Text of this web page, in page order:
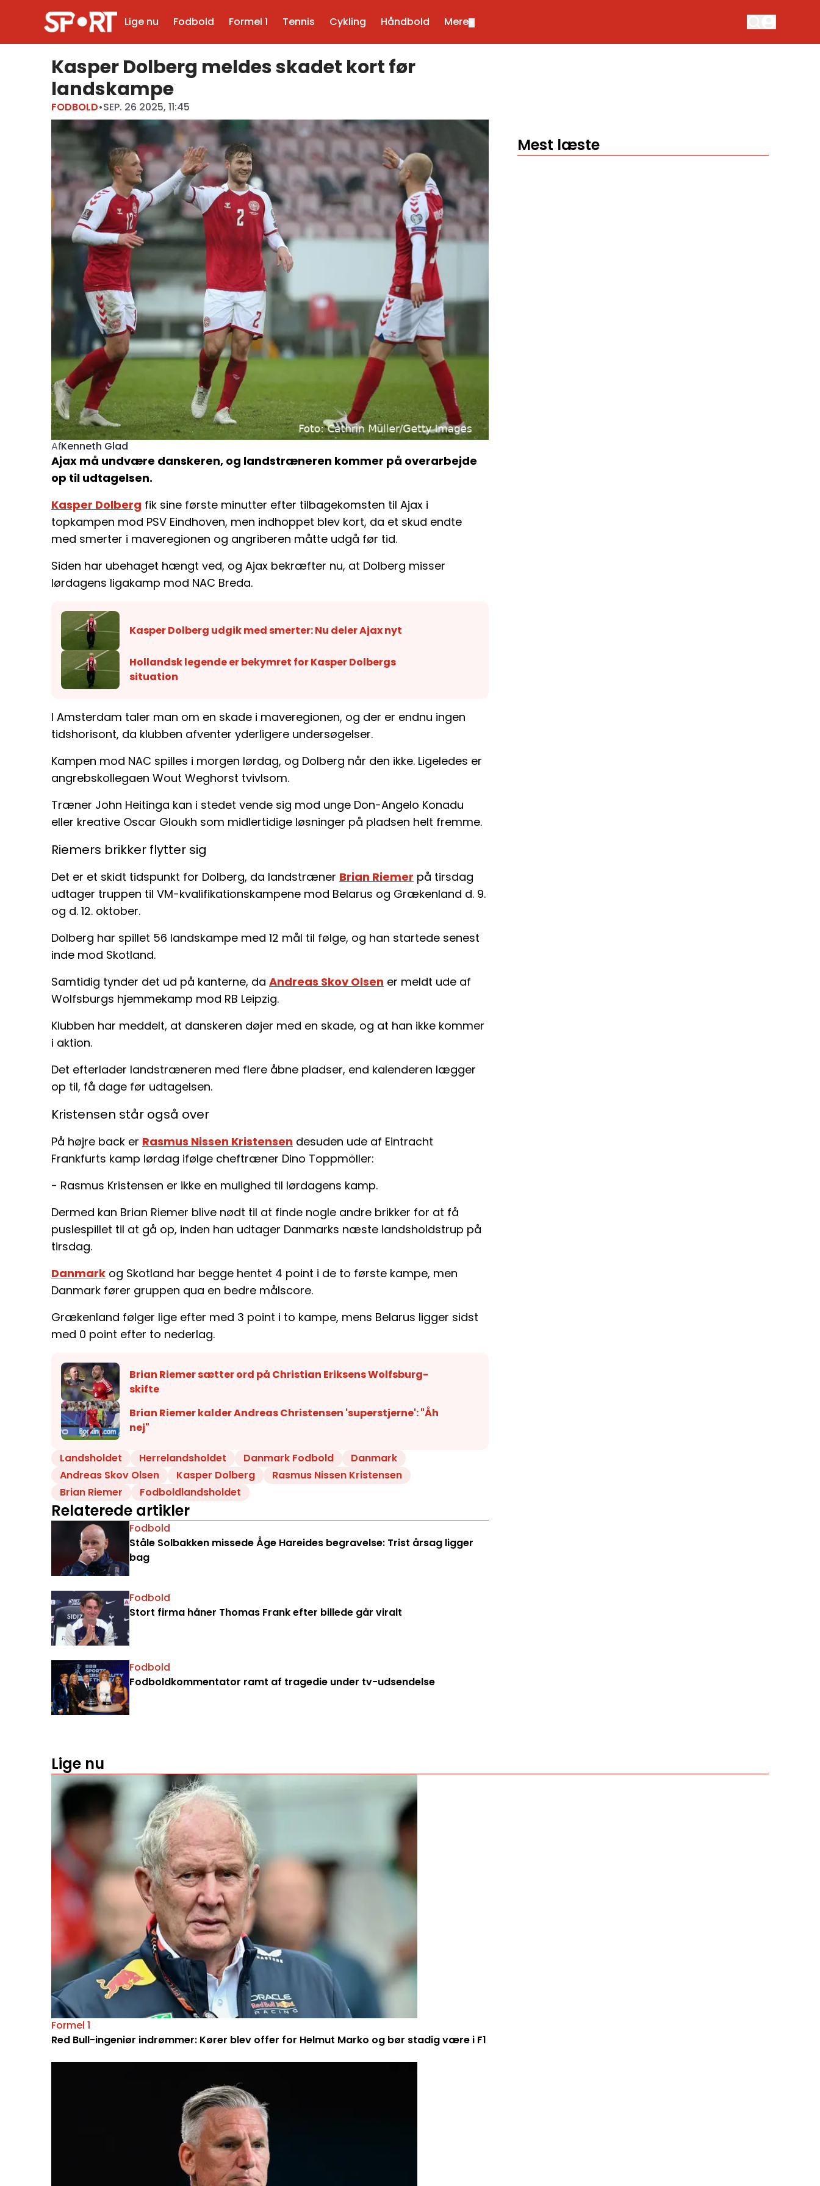
Lige nu Fodbold Formel 1 Tennis Cykling Håndbold Mere
Kasper Dolberg meldes skadet kort før
landskampe
FODBOLD•SEP. 26 2025, 11:45
AfKenneth Glad
Ajax må undvære danskeren, og landstræneren kommer på overarbejde
op til udtagelsen.
Kasper Dolberg fik sine første minutter efter tilbagekomsten til Ajax i
topkampen mod PSV Eindhoven, men indhoppet blev kort, da et skud endte
med smerter i maveregionen og angriberen måtte udgå før tid.
Siden har ubehaget hængt ved, og Ajax bekræfter nu, at Dolberg misser
lørdagens ligakamp mod NAC Breda.
Kasper Dolberg udgik med smerter: Nu deler Ajax nyt
Hollandsk legende er bekymret for Kasper Dolbergs
situation
I Amsterdam taler man om en skade i maveregionen, og der er endnu ingen
tidshorisont, da klubben afventer yderligere undersøgelser.
Kampen mod NAC spilles i morgen lørdag, og Dolberg når den ikke. Ligeledes er
angrebskollegaen Wout Weghorst tvivlsom.
Træner John Heitinga kan i stedet vende sig mod unge Don-Angelo Konadu
eller kreative Oscar Gloukh som midlertidige løsninger på pladsen helt fremme.
Riemers brikker flytter sig
Det er et skidt tidspunkt for Dolberg, da landstræner Brian Riemer på tirsdag
udtager truppen til VM-kvalifikationskampene mod Belarus og Grækenland d. 9.
og d. 12. oktober.
Dolberg har spillet 56 landskampe med 12 mål til følge, og han startede senest
inde mod Skotland.
Samtidig tynder det ud på kanterne, da Andreas Skov Olsen er meldt ude af
Wolfsburgs hjemmekamp mod RB Leipzig.
Klubben har meddelt, at danskeren døjer med en skade, og at han ikke kommer
i aktion.
Det efterlader landstræneren med flere åbne pladser, end kalenderen lægger
op til, få dage før udtagelsen.
Kristensen står også over
På højre back er Rasmus Nissen Kristensen desuden ude af Eintracht
Frankfurts kamp lørdag ifølge cheftræner Dino Toppmöller:
- Rasmus Kristensen er ikke en mulighed til lørdagens kamp.
Dermed kan Brian Riemer blive nødt til at finde nogle andre brikker for at få
puslespillet til at gå op, inden han udtager Danmarks næste landsholdstrup på
tirsdag.
Danmark og Skotland har begge hentet 4 point i de to første kampe, men
Danmark fører gruppen qua en bedre målscore.
Grækenland følger lige efter med 3 point i to kampe, mens Belarus ligger sidst
med 0 point efter to nederlag.
Brian Riemer sætter ord på Christian Eriksens Wolfsburg-
skifte
Brian Riemer kalder Andreas Christensen 'superstjerne': "Åh
nej"
Landsholdet Herrelandsholdet Danmark Fodbold
Danmark
Andreas Skov Olsen
Kasper Dolberg
Rasmus Nissen Kristensen
Brian Riemer
Fodboldlandsholdet
Relaterede artikler
Fodbold
Ståle Solbakken missede Åge Hareides begravelse: Trist årsag ligger
bag
Fodbold
Stort firma håner Thomas Frank efter billede går viralt
Fodbold
Fodboldkommentator ramt af tragedie under tv-udsendelse
Mest læste
Lige nu
Formel 1
Red Bull-ingeniør indrømmer: Kører blev offer for Helmut Marko og bør stadig være i F1